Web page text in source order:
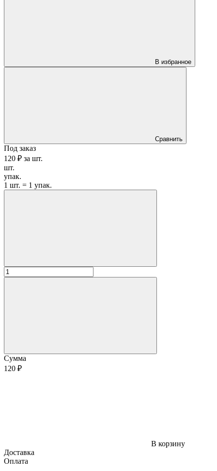
В избранное
Сравнить
Под заказ
120 ₽ за шт.
шт.
упак.
1 шт. = 1 упак.
Сумма
120 ₽
В корзину
Доставка
Оплата